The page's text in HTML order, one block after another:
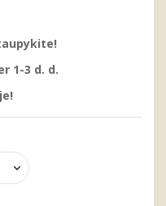
1-3 d. d.